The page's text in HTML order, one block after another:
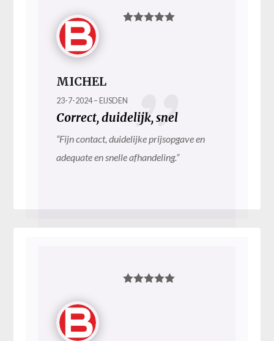
MICHEL
23-7-2024 – EIJSDEN
Correct, duidelijk, snel
“Fijn contact, duidelijke prijsopgave en
adequate en snelle afhandeling.”